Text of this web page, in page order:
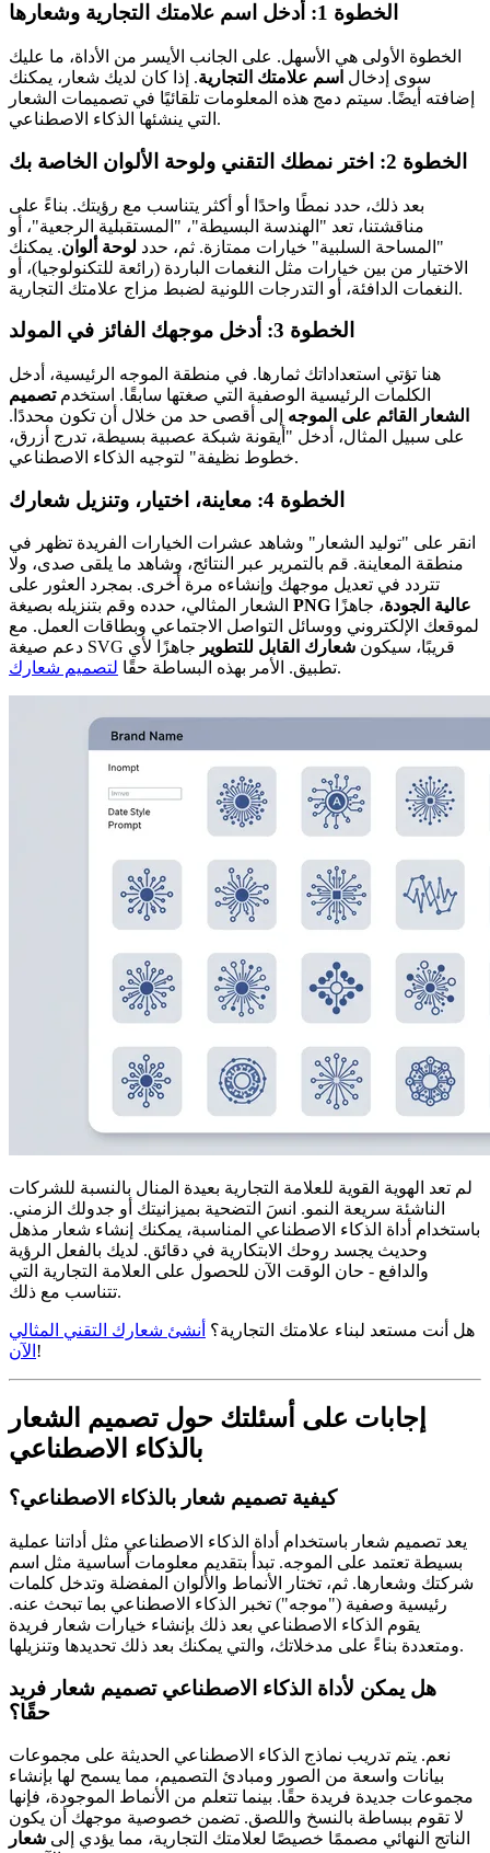
الخطوة 1: أدخل اسم علامتك التجارية وشعارها
الخطوة الأولى هي الأسهل. على الجانب الأيسر من الأداة، ما عليك
سوى إدخال اسم علامتك التجارية. إذا كان لديك شعار، يمكنك
إضافته أيضًا. سيتم دمج هذه المعلومات تلقائيًا في تصميمات الشعار
التي ينشئها الذكاء الاصطناعي.
الخطوة 2: اختر نمطك التقني ولوحة الألوان الخاصة بك
بعد ذلك، حدد نمطًا واحدًا أو أكثر يتناسب مع رؤيتك. بناءً على
مناقشتنا، تعد "الهندسة البسيطة"، "المستقبلية الرجعية"، أو
"المساحة السلبية" خيارات ممتازة. ثم، حدد لوحة ألوان. يمكنك
الاختيار من بين خيارات مثل النغمات الباردة (رائعة للتكنولوجيا)، أو
النغمات الدافئة، أو التدرجات اللونية لضبط مزاج علامتك التجارية.
الخطوة 3: أدخل موجهك الفائز في المولد
هنا تؤتي استعداداتك ثمارها. في منطقة الموجه الرئيسية، أدخل
الكلمات الرئيسية الوصفية التي صغتها سابقًا. استخدمتصميم
الشعار القائم على الموجه إلى أقصى حد من خلال أن تكون محددًا.
على سبيل المثال، أدخل "أيقونة شبكة عصبية بسيطة، تدرج أزرق،
خطوط نظيفة" لتوجيه الذكاء الاصطناعي.
الخطوة 4: معاينة، اختيار، وتنزيل شعارك
انقر على "توليد الشعار" وشاهد عشرات الخيارات الفريدة تظهر في
منطقة المعاينة. قم بالتمرير عبر النتائج، وشاهد ما يلقى صدى، ولا
تتردد في تعديل موجهك وإنشاءه مرة أخرى. بمجرد العثور على
PNG عالية الجودة، جاهزًا
لموقعك الإلكتروني ووسائل التواصل الاجتماعي وبطاقات العمل. مع
دعم صيغة SVG قريبًا، سيكون شعارك القابل للتطوير جاهزًا لأي
تطبيق. الأمر بهذه البساطة حقًا لتصميم شعارك .
لم تعد الهوية القوية للعلامة التجارية بعيدة المنال بالنسبة للشركات
الناشئة سريعة النمو. انسَ التضحية بميزانيتك أو جدولك الزمني.
باستخدام أداة الذكاء الاصطناعي المناسبة، يمكنك إنشاء شعار مذهل
وحديث يجسد روحك الابتكارية في دقائق. لديك بالفعل الرؤية
والدافع - حان الوقت الآن للحصول على العلامة التجارية التي
تتناسب مع ذلك.
هل أنت مستعد لبناء علامتك التجارية؟ أنشئ شعارك التقني المثالي
الآن !
إجابات على أسئلتك حول تصميم الشعار
بالذكاء الاصطناعي
كيفية تصميم شعار بالذكاء الاصطناعي؟
يعد تصميم شعار باستخدام أداة الذكاء الاصطناعي مثل أداتنا عملية
بسيطة تعتمد على الموجه. تبدأ بتقديم معلومات أساسية مثل اسم
شركتك وشعارها. ثم، تختار الأنماط والألوان المفضلة وتدخل كلمات
رئيسية وصفية ("موجه") تخبر الذكاء الاصطناعي بما تبحث عنه.
يقوم الذكاء الاصطناعي بعد ذلك بإنشاء خيارات شعار فريدة
ومتعددة بناءً على مدخلاتك، والتي يمكنك بعد ذلك تحديدها وتنزيلها.
هل يمكن لأداة الذكاء الاصطناعي تصميم شعار فريد
حقًا؟
نعم. يتم تدريب نماذج الذكاء الاصطناعي الحديثة على مجموعات
بيانات واسعة من الصور ومبادئ التصميم، مما يسمح لها بإنشاء
مجموعات جديدة فريدة حقًا. بينما تتعلم من الأنماط الموجودة، فإنها
لا تقوم ببساطة بالنسخ واللصق. تضمن خصوصية موجهك أن يكون
الناتج النهائي مصممًا خصيصًا لعلامتك التجارية، مما يؤدي إلى شعار